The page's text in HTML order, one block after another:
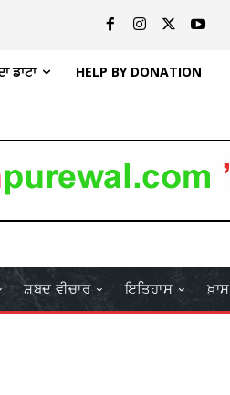
ਡਾਟਾ HELP BY DONATION
ਸ਼ਬਦ ਵੀਚਾਰ ਇਤਿਹਾਸ